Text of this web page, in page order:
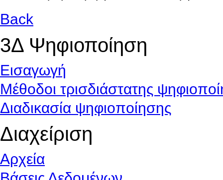
Back
3Δ Ψηφιοποίηση
Εισαγωγή
Μέθοδοι τρισδιάστατης
Διαδικασία ψηφιοποίησης
Διαχείριση
Αρχεία